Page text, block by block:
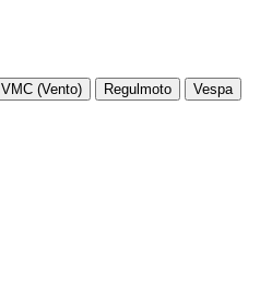
VMC (Vento) Regulmoto
Vespa